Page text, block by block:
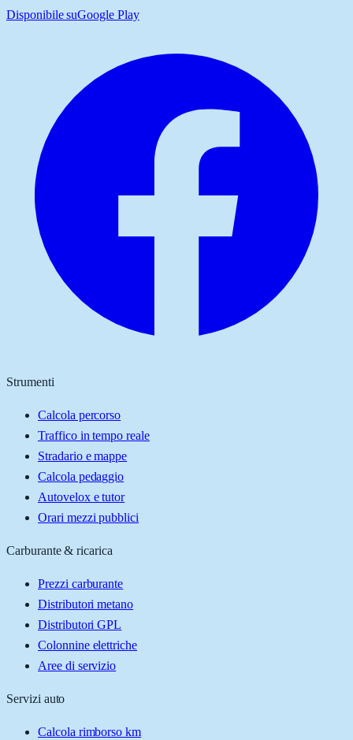
Disponibile suGoogle Play
Strumenti
Calcola percorso
Traffico in tempo reale
Stradario e mappe
Calcola pedaggio
Autovelox e tutor
Orari mezzi pubblici
Carburante & ricarica
Prezzi carburante
Distributori metano
Distributori GPL
Colonnine elettriche
Aree di servizio
Servizi auto
Calcola rimborso km